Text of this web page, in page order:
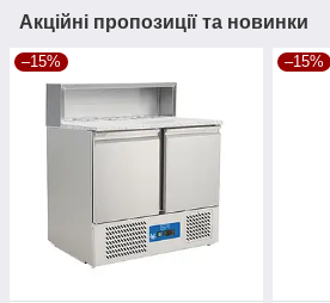
Акційні пропозиції та новинки
–15% –15%